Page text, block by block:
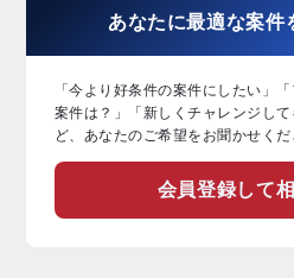
あなたに最適な案件
「今より好条件の案件にしたい」
案件は？」「新しくチャレンジし
ど、あなたのご希望をお聞かせくだ
会員登録して